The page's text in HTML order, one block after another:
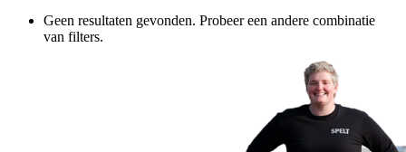
Geen resultaten gevonden. Probeer een andere combinatie
van filters.